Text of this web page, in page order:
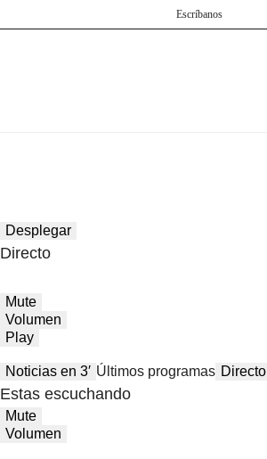
Escríbanos
Desplegar
Directo
Mute
Volumen
Play
Noticias en 3′ Últimos programas Directo
Estas escuchando
Mute
Volumen